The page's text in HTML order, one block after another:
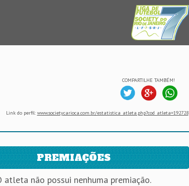
COMPARTILHE TAMBÉM!
Link do perfil: www.societycarioca.com.br/estatistica_atleta.php?cod_atleta=192728
PREMIAÇÕES
atleta não possui nenhuma premiação.